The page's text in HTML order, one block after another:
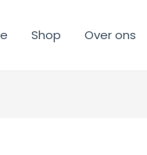
Shop Over ons